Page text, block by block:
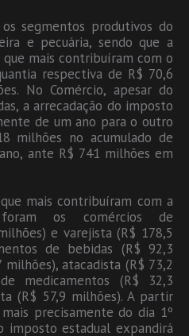
segmentos produtivos do
e pecuária, sendo que a
mais contribuíram com o
respectiva de R$ 70,6
No Comércio, apesar do
a arrecadação do imposto
de um ano para o outro
milhões no acumulado de
ante R$ 741 milhões em
mais contribuíram com a
os comércios de
e varejista (R$ 178,5
de bebidas (R$ 92,3
atacadista (R$ 73,2
medicamentos (R$ 32,3
(R$ 57,9 milhões). A partir
precisamente do dia 1º
imposto estadual expandirá